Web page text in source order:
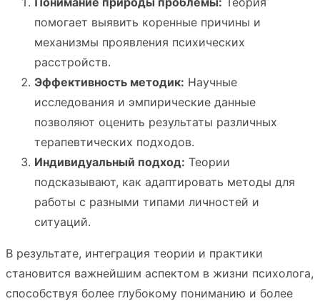
помогает выявить коренные причины и
механизмы проявления психических
расстройств.
Эффективность методик: Научные
исследования и эмпирические данные
позволяют оценить результаты различных
терапевтических подходов.
Индивидуальный подход: Теории
подсказывают, как адаптировать методы для
работы с разными типами личностей и
ситуаций.
В результате, интеграция теории и практики
становится важнейшим аспектом в жизни психолога,
способствуя более глубокому пониманию и более